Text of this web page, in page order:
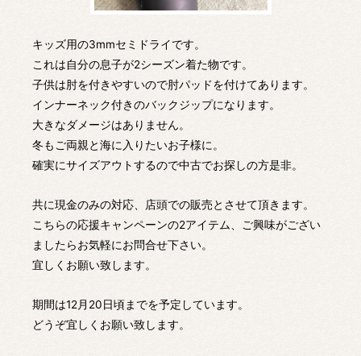
キッズ用の3mmセミドライです。
これは自分の息子が2シーズン着た物です。
子供は肘を付きやすいので肘パッドを付けてあります。
インナーネック付きのバックジップになります。
大きなダメージはありません。
冬もご両親と海に入りたいお子様に。
確実にサイズアウトするので中古でお探しの方是非。
共に現金のみの対応、店頭での販売とさせて頂きます。
こちらの応援キャンペーンの2アイテム、ご興味がござい
ましたらお気軽にお問合せ下さい。
宜しくお願い致します。
期間は12月20日頃までを予定しています。
どうぞ宜しくお願い致します。